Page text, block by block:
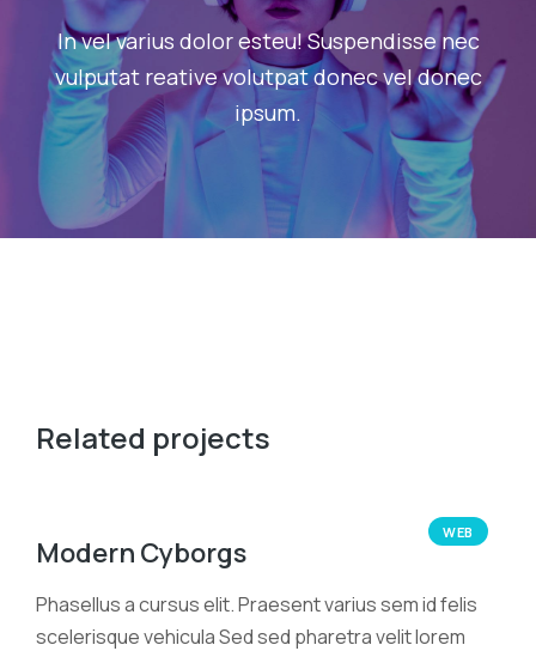
In vel varius dolor esteu! Suspendisse nec
vulputat reative volutpat donec vel donec
ipsum.
Related projects
WEB
Modern Cyborgs
Phasellus a cursus elit. Praesent varius sem id felis
scelerisque vehicula Sed sed pharetra velit lorem